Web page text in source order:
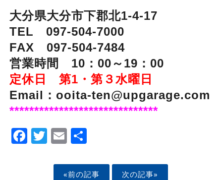
大分県大分市下郡北1-4-17
TEL 097-504-7000
FAX 097-504-7484
営業時間 10：00～19：00
定休日 第1・第３水曜日
Email：ooita-ten@upgarage.com
******************************
Facebook
Twitter
EmailShare
«前の記事 次の記事»